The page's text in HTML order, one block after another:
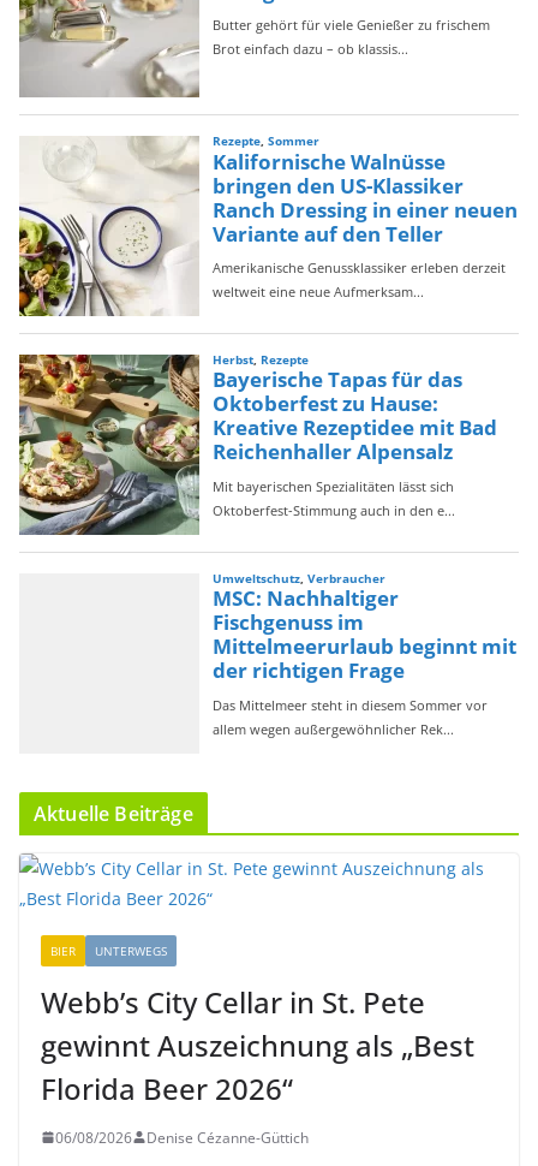
Aktuelle Beiträge
BIER UNTERWEGS
Webb’s City Cellar in St. Pete
gewinnt Auszeichnung als „Best
Florida Beer 2026“
06/08/2026 Denise Cézanne-Güttich